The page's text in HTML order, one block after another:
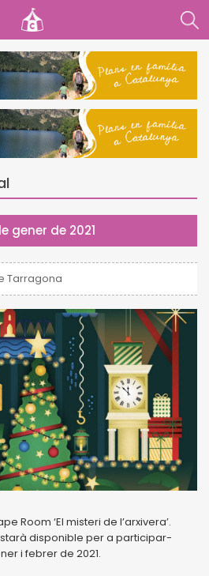
gener de 2021
Tarragona
Room ‘El misteri de l’arxivera’.
disponible per a participar-
i febrer de 2021.